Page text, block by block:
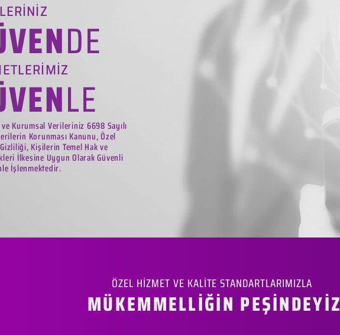
DE
LE
Kurumsal Verileriniz 6698 Sayılı
Korunması Kanunu, Özel
Kişilerin Temel Hak ve
İlkesine Uygun Olarak Güvenli
İşlenmektedir.
ÖZEL HİZMET VE KALİTE STANDARTLARIMIZLA
MÜKEMMELLİĞİN PEŞİNDEYİZ